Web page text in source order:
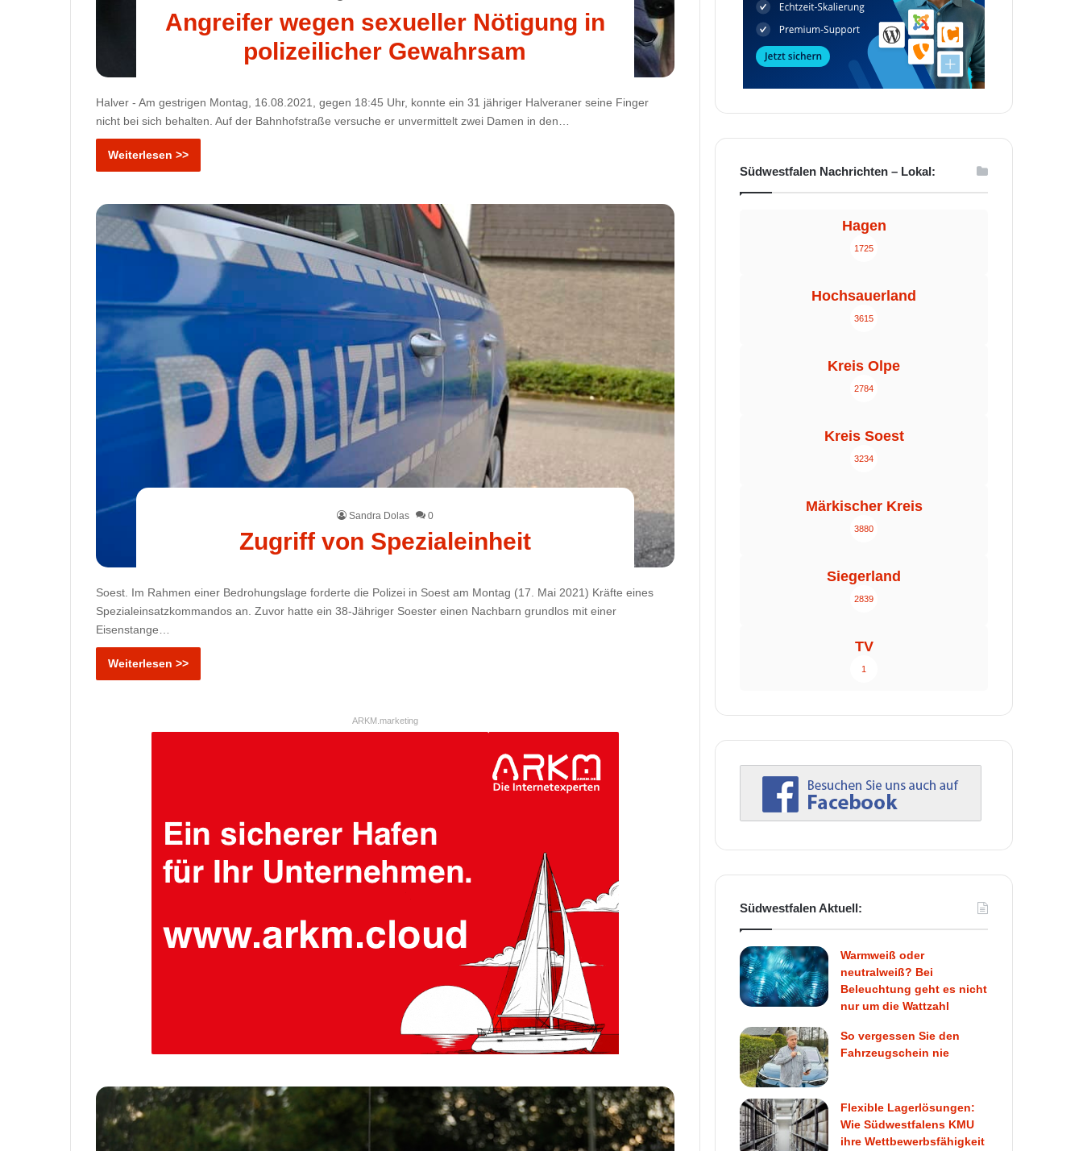
Angreifer wegen sexueller Nötigung in
polizeilicher Gewahrsam
Halver - Am gestrigen Montag, 16.08.2021, gegen 18:45 Uhr, konnte ein 31 jähriger Halveraner seine Finger
nicht bei sich behalten. Auf der Bahnhofstraße versuche er unvermittelt zwei Damen in den…
Weiterlesen >>
Sandra Dolas 0
Zugriff von Spezialeinheit
Soest. Im Rahmen einer Bedrohungslage forderte die Polizei in Soest am Montag (17. Mai 2021) Kräfte eines
Spezialeinsatzkommandos an. Zuvor hatte ein 38-Jähriger Soester einen Nachbarn grundlos mit einer
Eisenstange…
Weiterlesen >>
ARKM.marketing
Südwestfalen Nachrichten – Lokal:
Hagen
1725
Hochsauerland
3615
Kreis Olpe
2784
Kreis Soest
3234
Märkischer Kreis
3880
Siegerland
2839
TV
1
Südwestfalen Aktuell:
Warmweiß oder
neutralweiß? Bei
Beleuchtung geht es nicht
nur um die Wattzahl
So vergessen Sie den
Fahrzeugschein nie
Flexible Lagerlösungen:
Wie Südwestfalens KMU
ihre Wettbewerbsfähigkeit